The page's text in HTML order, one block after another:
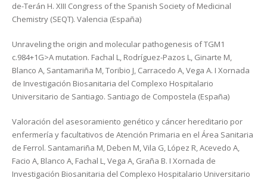
de-Terán H. XIII Congress of the Spanish Society of Medicinal
Chemistry (SEQT). Valencia (España)
Unraveling the origin and molecular pathogenesis of TGM1
c.984+1G>A mutation. Fachal L, Rodríguez-Pazos L, Ginarte M,
Blanco A, Santamariña M, Toribio J, Carracedo A, Vega A. I Xornada
de Investigación Biosanitaria del Complexo Hospitalario
Universitario de Santiago. Santiago de Compostela (España)
Valoración del asesoramiento genético y cáncer hereditario por
enfermería y facultativos de Atención Primaria en el Área Sanitaria
de Ferrol. Santamariña M, Deben M, Vila G, López R, Acevedo A,
Facio A, Blanco A, Fachal L, Vega A, Graña B. I Xornada de
Investigación Biosanitaria del Complexo Hospitalario Universitario